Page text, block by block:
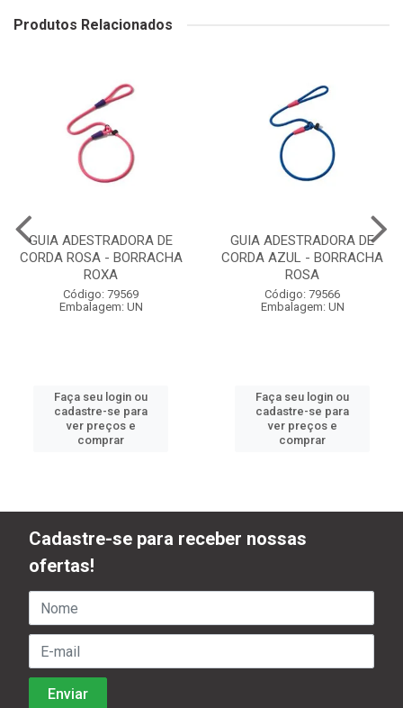
Produtos Relacionados
GUIA ADESTRADORA DE
CORDA ROSA - BORRACHA
ROXA
Código: 79569
Embalagem: UN
Faça seu login ou
cadastre-se para
ver preços e
comprar
GUIA ADESTRADORA DE
CORDA AZUL - BORRACHA
ROSA
Código: 79566
Embalagem: UN
Faça seu login ou
cadastre-se para
ver preços e
comprar
Cadastre-se para receber nossas
ofertas!